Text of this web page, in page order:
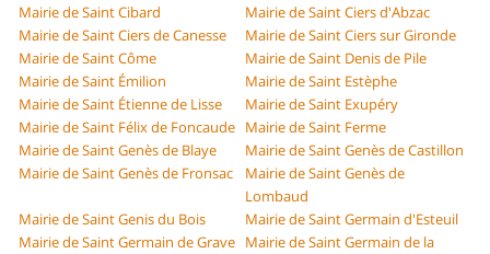
Mairie de Saint Cibard
Mairie de Saint Ciers d'Abzac
Mairie de Saint Ciers de Canesse
Mairie de Saint Ciers sur Gironde
Mairie de Saint Côme
Mairie de Saint Denis de Pile
Mairie de Saint Émilion
Mairie de Saint Estèphe
Mairie de Saint Étienne de Lisse
Mairie de Saint Exupéry
Mairie de Saint Félix de Foncaude Mairie de Saint Ferme
Mairie de Saint Genès de Blaye
Mairie de Saint Genès de Castillon
Mairie de Saint Genès de Fronsac
Mairie de Saint Genès de
Lombaud
Mairie de Saint Genis du Bois
Mairie de Saint Germain d'Esteuil
Mairie de Saint Germain de Grave Mairie de Saint Germain de la